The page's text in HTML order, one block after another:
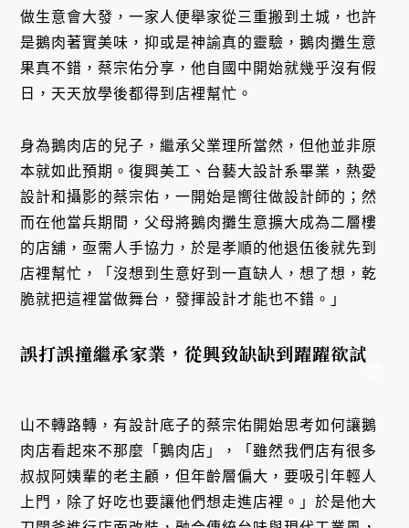
做生意會大發，一家人便舉家從三重搬到土城，也許
是鵝肉著實美味，抑或是神諭真的靈驗，鵝肉攤生意
果真不錯，蔡宗佑分享，他自國中開始就幾乎沒有假
日，天天放學後都得到店裡幫忙。
身為鵝肉店的兒子，繼承父業理所當然，但他並非原
本就如此預期。復興美工、台藝大設計系畢業，熱愛
設計和攝影的蔡宗佑，一開始是嚮往做設計師的；然
而在他當兵期間，父母將鵝肉攤生意擴大成為二層樓
的店舖，亟需人手協力，於是孝順的他退伍後就先到
店裡幫忙，「沒想到生意好到一直缺人，想了想，乾
脆就把這裡當做舞台，發揮設計才能也不錯。」
誤打誤撞繼承家業，從興致缺缺到躍躍欲試
山不轉路轉，有設計底子的蔡宗佑開始思考如何讓鵝
肉店看起來不那麼「鵝肉店」，「雖然我們店有很多
叔叔阿姨輩的老主顧，但年齡層偏大，要吸引年輕人
上門，除了好吃也要讓他們想走進店裡。」於是他大